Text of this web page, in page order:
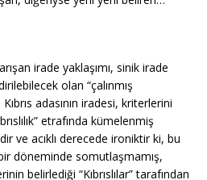
irade yaklaşımı, sinik irade
olan “çalınmış
adasının iradesi, kriterlerini
etrafında kümelenmiş
ve acıklı derecede ironiktir ki, bu
döneminde somutlaşmamış,
belirlediği “Kıbrıslılar” tarafından